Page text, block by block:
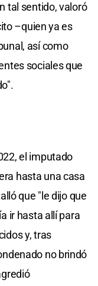
tal sentido, valoró
–quien ya es
así como
sociales que
el imputado
hasta una casa
que "le dijo que
ir hasta allí para
y, tras
no brindó